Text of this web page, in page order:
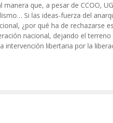
que, a pesar de CCOO,
Si las ideas-fuerza del
¿por qué ha de rechazarse
nacional, dejando el terreno
intervención libertaria por la